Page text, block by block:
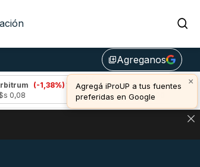
library_addAgreganos
×
Agregá iProUP a tus fuentes
preferidas en Google
Bitcoin (0,94%)
u$s 64.902,00
ESTA SEÑAL DEFINE LOS PRECIOS DE